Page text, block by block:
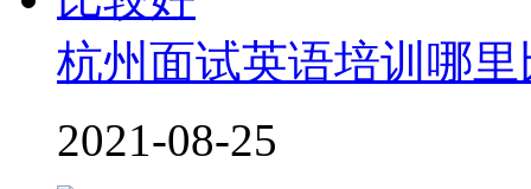
杭州面试英语培训哪
2021-08-25